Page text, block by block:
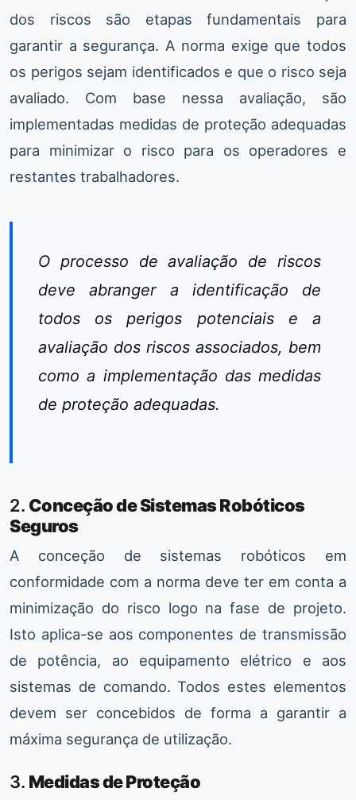
dos riscos são etapas fundamentais para
garantir a segurança. A norma exige que todos
os perigos sejam identificados e que o risco seja
avaliado. Com base nessa avaliação, são
implementadas medidas de proteção adequadas
para minimizar o risco para os operadores e
restantes trabalhadores.
O processo de avaliação de riscos
deve abranger a identificação de
todos os perigos potenciais e a
avaliação dos riscos associados, bem
como a implementação das medidas
de proteção adequadas.
2. Conceção de Sistemas Robóticos
Seguros
A conceção de sistemas robóticos em
conformidade com a norma deve ter em conta a
minimização do risco logo na fase de projeto.
Isto aplica-se aos componentes de transmissão
de potência, ao equipamento elétrico e aos
sistemas de comando. Todos estes elementos
devem ser concebidos de forma a garantir a
máxima segurança de utilização.
3. Medidas de Proteção